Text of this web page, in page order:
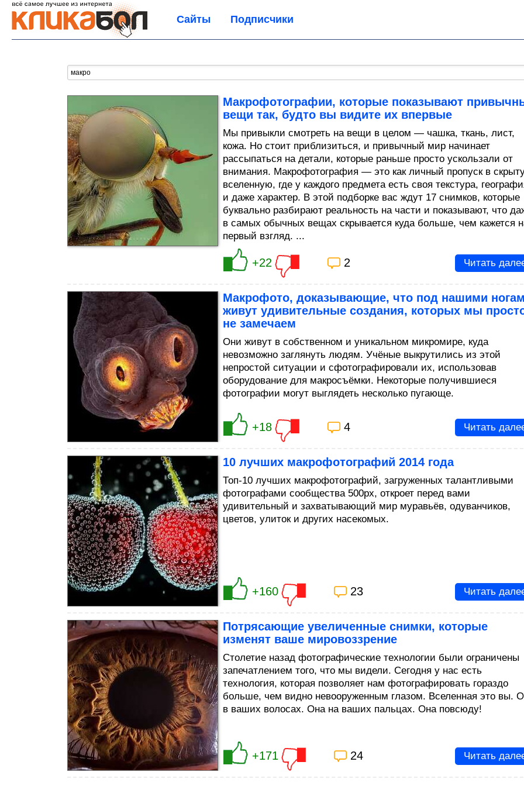
Сайты Подписчики
Макрофотографии, которые показывают
вещи так, будто вы видите их впервые
Мы привыкли смотреть на вещи в целом — чашка, ткань, лист,
кожа. Но стоит приблизиться, и привычный мир начинает
рассыпаться на детали, которые раньше просто ускользали от
внимания. Макрофотография — это как личный пропуск в
вселенную, где у каждого предмета есть своя текстура,
и даже характер. В этой подборке вас ждут 17 снимков, которые
буквально разбирают реальность на части и показывают, что
в самых обычных вещах скрывается куда больше, чем кажется
первый взгляд. ...
+22 2 Читать
Макрофото, доказывающие, что под нашими
живут удивительные создания, которых мы
не замечаем
Они живут в собственном и уникальном микромире, куда
невозможно заглянуть людям. Учёные выкрутились из этой
непростой ситуации и сфотографировали их, использовав
оборудование для макросъёмки. Некоторые получившиеся
фотографии могут выглядеть несколько пугающе.
+18 4 Читать
10 лучших макрофотографий 2014 года
Топ-10 лучших макрофотографий, загруженных талантливыми
фотографами сообщества 500px, откроет перед вами
удивительный и захватывающий мир муравьёв, одуванчиков,
цветов, улиток и других насекомых.
+160 23 Читать
Потрясающие увеличенные снимки, которые
изменят ваше мировоззрение
Столетие назад фотографические технологии были ограничены
запечатлением того, что мы видели. Сегодня у нас есть
технология, которая позволяет нам фотографировать гораздо
больше, чем видно невооруженным глазом. Вселенная это вы.
в ваших волосах. Она на ваших пальцах. Она повсюду!
+171 24 Читать